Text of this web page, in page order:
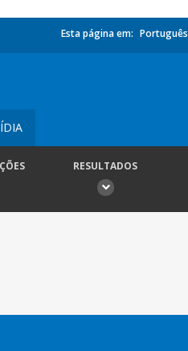
Esta página em: Português
RESULTADOS